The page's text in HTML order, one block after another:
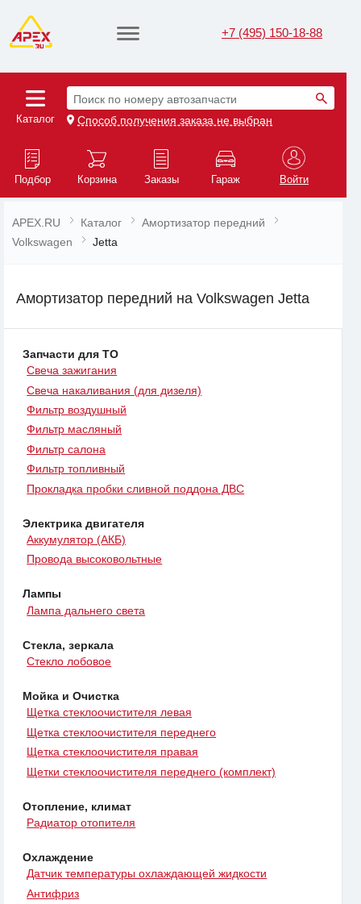
+7 (495) 150-18-88
Каталог
Поиск по номеру автозапчасти
Способ получения заказа не выбран
Подбор Корзина Заказы Гараж Войти
APEX.RU Каталог
Амортизатор передний
Volkswagen
Jetta
Амортизатор передний на Volkswagen Jetta
Запчасти для ТО
Свеча зажигания
Свеча накаливания (для дизеля)
Фильтр воздушный
Фильтр масляный
Фильтр салона
Фильтр топливный
Прокладка пробки сливной поддона ДВС
Электрика двигателя
Аккумулятор (АКБ)
Провода высоковольтные
Лампы
Лампа дальнего света
Стекла, зеркала
Стекло лобовое
Мойка и Очистка
Щетка стеклоочистителя левая
Щетка стеклоочистителя переднего
Щетка стеклоочистителя правая
Щетки стеклоочистителя переднего (комплект)
Отопление, климат
Радиатор отопителя
Охлаждение
Датчик температуры охлаждающей жидкости
Антифриз